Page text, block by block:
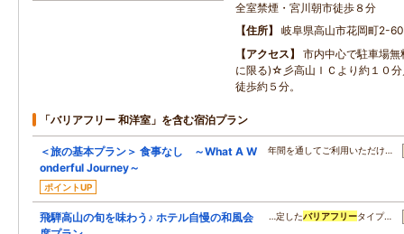
全室禁煙・宮川朝市徒歩８分
住所
岐阜県高山市花岡町2-60
アクセス
市内中心で駐車場
に限る)☆彡高山ＩＣより約１０
徒歩約５分。
「バリアフリー 和洋室」を含む宿泊プラン
＜旅の基本プラン＞ 食事なし ～What A W
onderful Journey～
ポイントUP
年間を通してご利用いただけ…
飛騨高山の旬を味わう♪ ホテル自慢の和風会
…定したバリアフリータイプ…